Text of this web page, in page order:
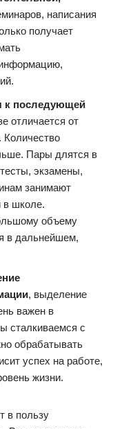
написания
получает
к последующей
отличается от
Количество
Пары длятся в
экзамены,
занимают
в школе.
объему
в дальнейшем,
, выделение
важен в
сталкиваемся с
обрабатывать
успех на работе,
жизни.
в пользу